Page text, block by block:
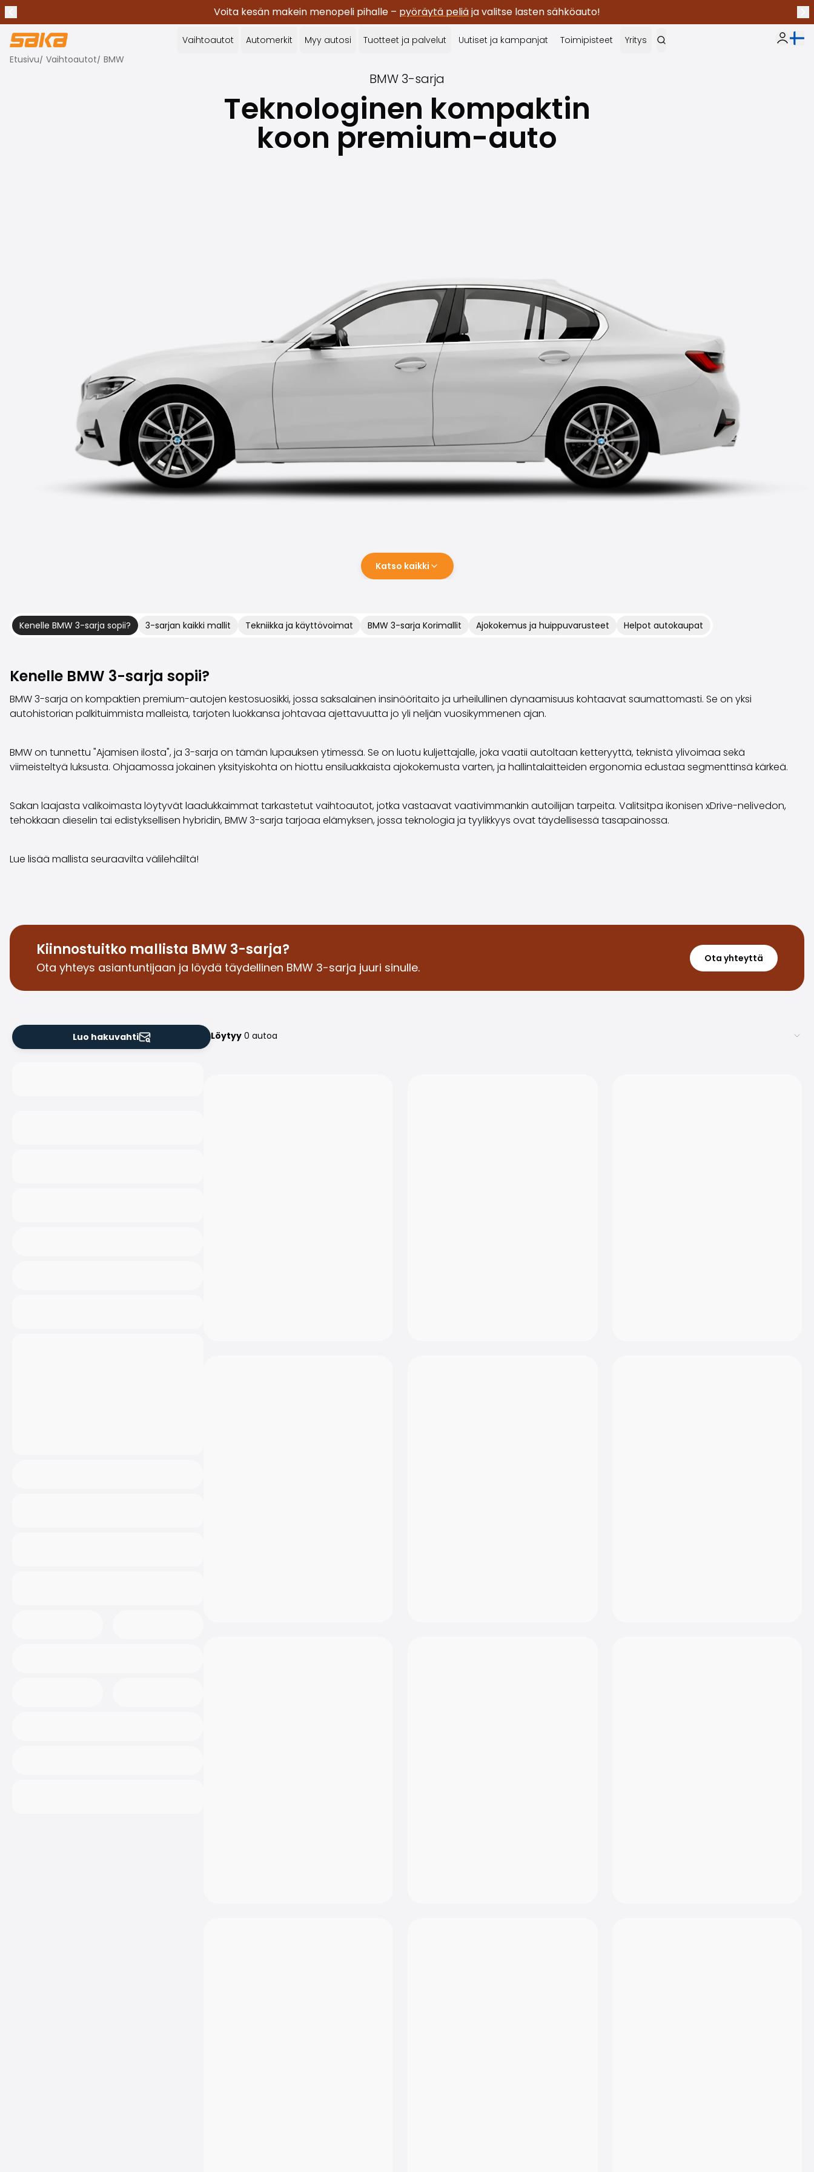
Voita kesän makein menopeli pihalle – pyöräytä peliäja valitse lasten sähköauto!
Lopeta ilmoitukset
✕
Vaihtoautot Automerkit Myy autosi Tuotteet ja palvelut Uutiset ja kampanjat Toimipisteet Yritys Oma
Etusivu/ Vaihtoautot/ BMW
BMW 3-sarja
Teknologinen kompaktin
koon premium-auto
Katso kaikki
Kenelle BMW 3-sarja sopii? 3-sarjan kaikki mallit Tekniikka ja käyttövoimat BMW 3-sarja Korimallit Ajokokemus ja huippuvarusteet Helpot autokaupat
Kenelle BMW 3-sarja sopii?
BMW 3-sarja on kompaktien premium-autojen kestosuosikki, jossa saksalainen insinööritaito ja urheilullinen dynaamisuus kohtaavat saumattomasti. Se on yksi
autohistorian palkituimmista malleista, tarjoten luokkansa johtavaa ajettavuutta jo yli neljän vuosikymmenen ajan.
BMW on tunnettu "Ajamisen ilosta", ja 3-sarja on tämän lupauksen ytimessä. Se on luotu kuljettajalle, joka vaatii autoltaan ketteryyttä, teknistä ylivoimaa sekä
viimeisteltyä luksusta. Ohjaamossa jokainen yksityiskohta on hiottu ensiluakkaista ajokokemusta varten, ja hallintalaitteiden ergonomia edustaa segmenttinsä kärkeä.
Sakan laajasta valikoimasta löytyvät laadukkaimmat tarkastetut vaihtoautot, jotka vastaavat vaativimmankin autoilijan tarpeita. Valitsitpa ikonisen xDrive-nelivedon,
tehokkaan dieselin tai edistyksellisen hybridin, BMW 3-sarja tarjoaa elämyksen, jossa teknologia ja tyylikkyys ovat täydellisessä tasapainossa.
Lue lisää mallista seuraavilta välilehdiltä!
Kiinnostuitko mallista BMW 3-sarja?
Ota yhteys asiantuntijaan ja löydä täydellinen BMW 3-sarja juuri sinulle.
Ota yhteyttä
Luo hakuvahti Löytyy 0 autoa